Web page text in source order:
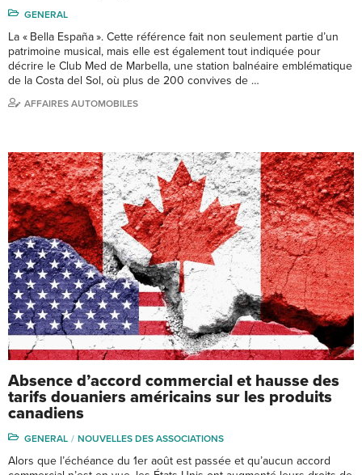
GENERAL
La « Bella España ». Cette référence fait non seulement partie d’un
patrimoine musical, mais elle est également tout indiquée pour
décrire le Club Med de Marbella, une station balnéaire emblématique
de la Costa del Sol, où plus de 200 convives de …
AFFAIRES AUTOMOBILES
Absence d’accord commercial et hausse des
tarifs douaniers américains sur les produits
canadiens
GENERAL NOUVELLES DES ASSOCIATIONS
Alors que l’échéance du 1er août est passée et qu’aucun accord